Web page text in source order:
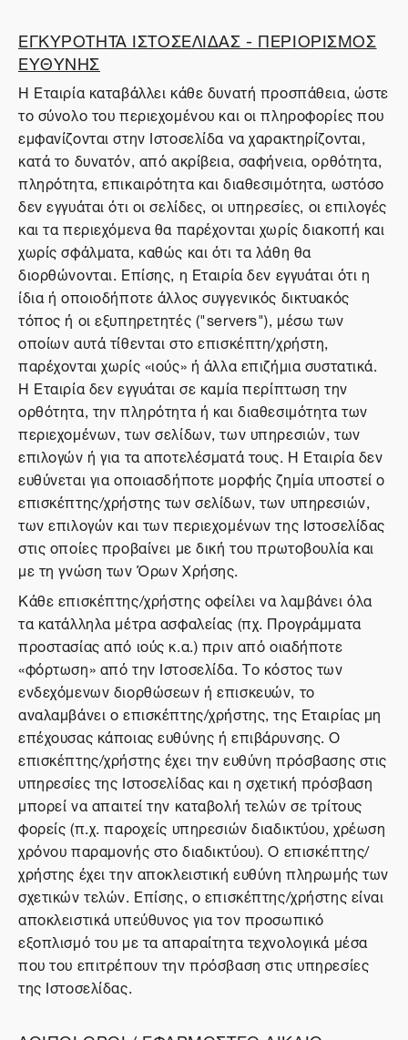
ΕΓΚΥΡΟΤΗΤΑ ΙΣΤΟΣΕΛΙΔΑΣ - ΠΕΡΙΟΡΙΣΜΟΣ
ΕΥΘΥΝΗΣ
Η Εταιρία καταβάλλει κάθε δυνατή προσπάθεια, ώστε
το σύνολο του περιεχομένου και οι πληροφορίες που
εμφανίζονται στην Ιστοσελίδα να χαρακτηρίζονται,
κατά το δυνατόν, από ακρίβεια, σαφήνεια, ορθότητα,
πληρότητα, επικαιρότητα και διαθεσιμότητα, ωστόσο
δεν εγγυάται ότι οι σελίδες, οι υπηρεσίες, οι επιλογές
και τα περιεχόμενα θα παρέχονται χωρίς διακοπή και
χωρίς σφάλματα, καθώς και ότι τα λάθη θα
διορθώνονται. Επίσης, η Εταιρία δεν εγγυάται ότι η
ίδια ή οποιοδήποτε άλλος συγγενικός δικτυακός
τόπος ή οι εξυπηρετητές ("servers"), μέσω των
οποίων αυτά τίθενται στο επισκέπτη/χρήστη,
παρέχονται χωρίς «ιούς» ή άλλα επιζήμια συστατικά.
Η Εταιρία δεν εγγυάται σε καμία περίπτωση την
ορθότητα, την πληρότητα ή και διαθεσιμότητα των
περιεχομένων, των σελίδων, των υπηρεσιών, των
επιλογών ή για τα αποτελέσματά τους. Η Εταιρία δεν
ευθύνεται για οποιασδήποτε μορφής ζημία υποστεί ο
επισκέπτης/χρήστης των σελίδων, των υπηρεσιών,
των επιλογών και των περιεχομένων της Ιστοσελίδας
στις οποίες προβαίνει με δική του πρωτοβουλία και
με τη γνώση των Όρων Χρήσης.
Κάθε επισκέπτης/χρήστης οφείλει να λαμβάνει όλα
τα κατάλληλα μέτρα ασφαλείας (πχ. Προγράμματα
προστασίας από ιούς κ.α.) πριν από οιαδήποτε
«φόρτωση» από την Ιστοσελίδα. Το κόστος των
ενδεχόμενων διορθώσεων ή επισκευών, το
αναλαμβάνει ο επισκέπτης/χρήστης, της Εταιρίας μη
επέχουσας κάποιας ευθύνης ή επιβάρυνσης. Ο
επισκέπτης/χρήστης έχει την ευθύνη πρόσβασης στις
υπηρεσίες της Ιστοσελίδας και η σχετική πρόσβαση
μπορεί να απαιτεί την καταβολή τελών σε τρίτους
φορείς (π.χ. παροχείς υπηρεσιών διαδικτύου, χρέωση
χρόνου παραμονής στο διαδικτύου). Ο επισκέπτης/
χρήστης έχει την αποκλειστική ευθύνη πληρωμής των
σχετικών τελών. Επίσης, ο επισκέπτης/χρήστης είναι
αποκλειστικά υπεύθυνος για τον προσωπικό
εξοπλισμό του με τα απαραίτητα τεχνολογικά μέσα
που του επιτρέπουν την πρόσβαση στις υπηρεσίες
της Ιστοσελίδας.